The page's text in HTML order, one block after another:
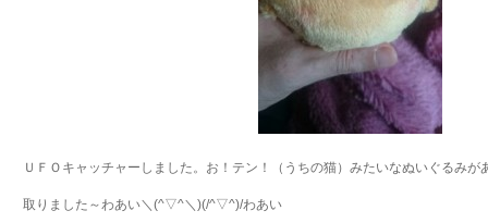
ＵＦＯキャッチャーしました。お！テン！（うちの猫）みたいなぬいぐるみが
取りました～わあい＼(^▽^＼)(/^▽^)/わあい